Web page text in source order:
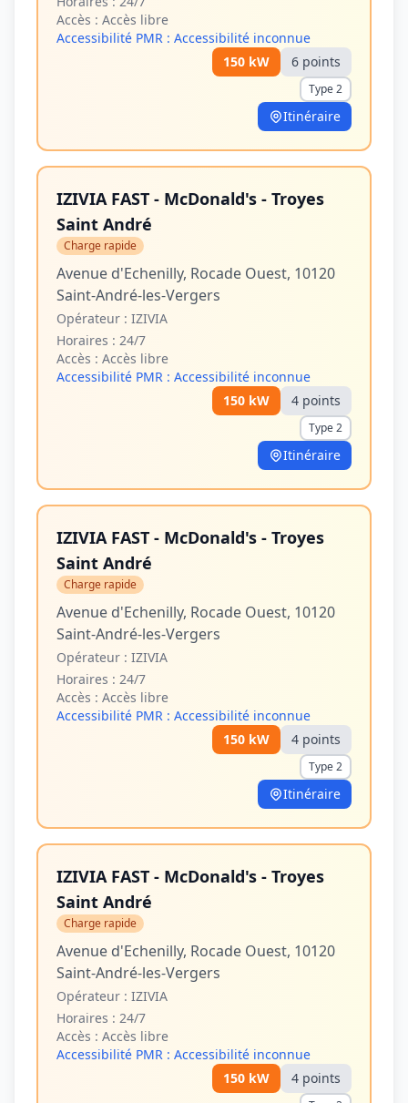
Accès : Accès libre
Accessibilité PMR : Accessibilité inconnue
150 kW 6 points
Type 2
Itinéraire
IZIVIA FAST - McDonald's - Troyes
Saint André
Charge rapide
Avenue d'Echenilly, Rocade Ouest, 10120
Saint-André-les-Vergers
Opérateur : IZIVIA
Horaires : 24/7
Accès : Accès libre
Accessibilité PMR : Accessibilité inconnue
150 kW 4 points
Type 2
Itinéraire
IZIVIA FAST - McDonald's - Troyes
Saint André
Charge rapide
Avenue d'Echenilly, Rocade Ouest, 10120
Saint-André-les-Vergers
Opérateur : IZIVIA
Horaires : 24/7
Accès : Accès libre
Accessibilité PMR : Accessibilité inconnue
150 kW 4 points
Type 2
Itinéraire
IZIVIA FAST - McDonald's - Troyes
Saint André
Charge rapide
Avenue d'Echenilly, Rocade Ouest, 10120
Saint-André-les-Vergers
Opérateur : IZIVIA
Horaires : 24/7
Accès : Accès libre
Accessibilité PMR : Accessibilité inconnue
150 kW 4 points